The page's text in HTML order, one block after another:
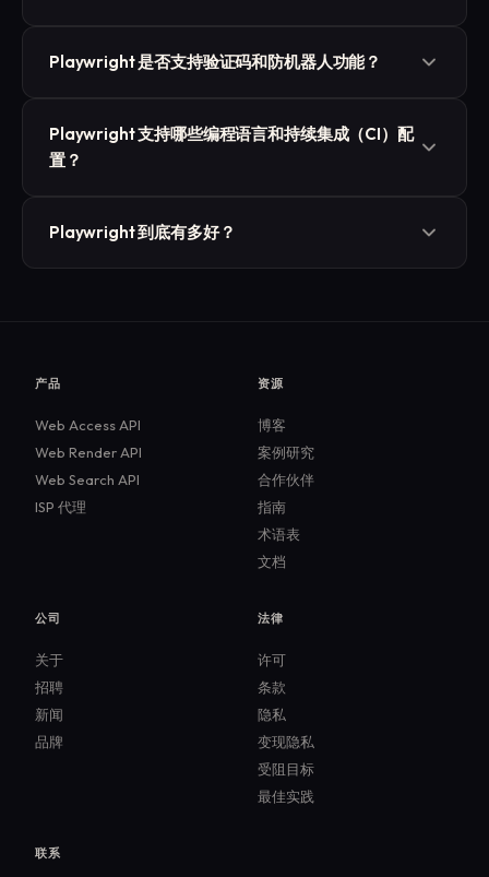
过 WebDriver 支持更多的环境和语言，但通常需要
JavaScript，因此非常适合渲染单页应用
进行交互。只需确保遵守网站条款、当地法律法
规，并遵守合理的速率限制即可。
Playwright 是否支持验证码和防机器人功能？
实行为（使用 Header 模式、正确的请求头、符合
人类操作节奏的节奏）、IP 轮换以及良好的会话管
用符合规范的第三方破解工具，并获得网站的明确
授权。
Playwright 支持哪些编程语言和持续集成（CI）配
置？
TypeScript/JavaScript
Python/Java/.NET 的社区绑定。它与流行的持续集
Playwright 到底有多好？
的调试工具，并在各大浏览器上都能获得一致的结
中了它的速度、稳定性以及自动等待和跨浏览器支
产品
Web Access API
Web Render API
Web Search API
ISP 代理
资源
博客
案例研究
合作伙伴
指南
术语表
文档
公司
关于
招聘
新闻
品牌
法律
许可
条款
隐私
变现隐私
受阻目标
最佳实践
联系